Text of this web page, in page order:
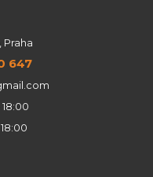
Praha
647
18:00